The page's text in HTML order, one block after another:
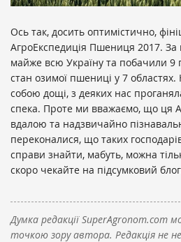
Ось так, досить оптимістично,
АгроЕкспедиція Пшениця 2017. За
майже всю Україну та побачили 9
стан озимої пшениці у 7
собою дощі, з деяких нас
спека. Проте ми вважаємо, що ця
вдалою та надзвичайно
переконалися, що таких господарів
справи знайти, мабуть, можна
скоро чекайте на підсумковий
Думка редакції SuperAgronom.com
точкою зору автора. Редакція не